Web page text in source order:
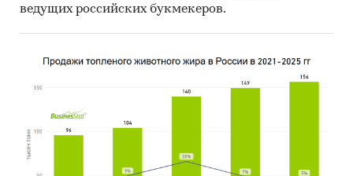
ведущих российских букмекеров.